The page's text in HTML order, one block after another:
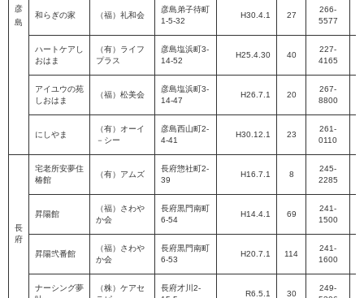
彦
島
和らぎの家 （福）礼和会
彦島弟子待町
1-5-32
H30.4.1 27
266-
5577
ハートケアし
おはま
（有）ライフ
プラス
彦島塩浜町3-
14-52
H25.4.30 40
227-
4165
アイユウの苑
しおはま
（福）松美会
彦島塩浜町3-
14-47
H26.7.1 20
267-
8800
にしやま
（有）オーイ
－シー
彦島西山町2-
4-41
H30.12.1 23
261-
0110
長
府
宅老所安夢住
椿館
（有）アムズ
長府惣社町2-
39
H16.7.1 8
245-
2285
昇陽館
（福）さわや
か会
長府黒門南町
6-54
H14.4.1 69
241-
1500
昇陽弐番館
（福）さわや
か会
長府黒門南町
6-53
H20.7.1 114
241-
1600
ナーシング夢
（株）ケアセ
長府才川2-
R6.5.1 30
249-